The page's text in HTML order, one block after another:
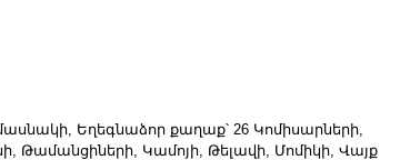
մասնակի, Եղեգնաձոր քաղաք՝ 26 Կոմիսարների,
Թամանցիների, Կամոյի, Թելավի, Մոմիկի, Վայք